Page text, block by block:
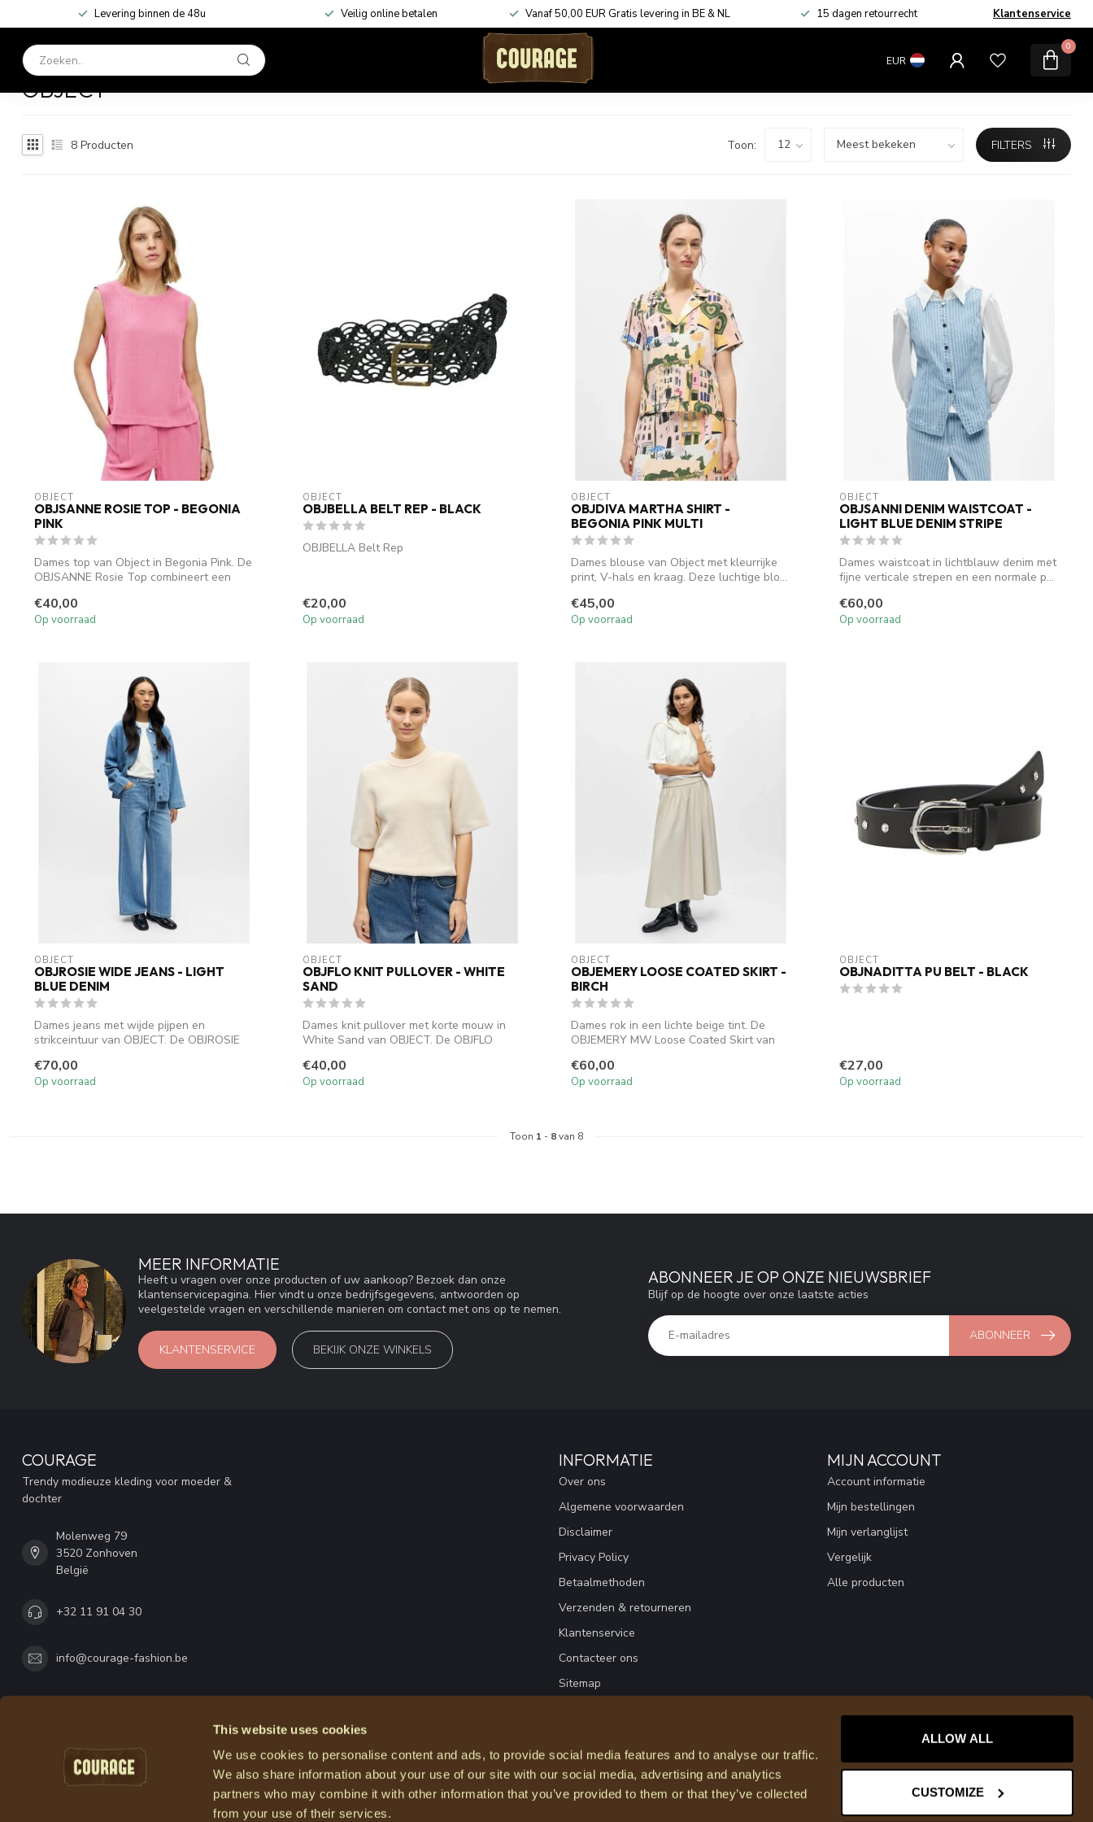
This website uses cookies
We use cookies to personalise content and ads, to provide social media features and to analyse our traffic.
We also share information about your use of our site with our social media, advertising and analytics
partners who may combine it with other information that you’ve provided to them or that they’ve collected
from your use of their services.
ALLOW ALL
CUSTOMIZE
Levering binnen de 48u Veilig online betalen Vanaf 50,00 EUR Gratis levering in BE & NL 15 dagen retourrecht Klantenservice
EUR
0
KLEDING ACCESSOIRES KADOBONNEN SHOP THE LOOK MERKEN SALE
Home / Merken
OBJECT
8 Producten Toon: FILTERS
OBJECT
OBJSANNE ROSIE TOP - BEGONIA
PINK
Dames top van Object in Begonia Pink. De
OBJSANNE Rosie Top combineert een
€40,00
Op voorraad
OBJECT
OBJBELLA BELT REP - BLACK
OBJBELLA Belt Rep
€20,00
Op voorraad
OBJECT
OBJDIVA MARTHA SHIRT -
BEGONIA PINK MULTI
Dames blouse van Object met kleurrijke
print, V-hals en kraag. Deze luchtige blo...
€45,00
Op voorraad
OBJECT
OBJSANNI DENIM WAISTCOAT -
LIGHT BLUE DENIM STRIPE
Dames waistcoat in lichtblauw denim met
fijne verticale strepen en een normale p...
€60,00
Op voorraad
OBJECT
OBJROSIE WIDE JEANS - LIGHT
BLUE DENIM
Dames jeans met wijde pijpen en
strikceintuur van OBJECT. De OBJROSIE
€70,00
Op voorraad
OBJECT
OBJFLO KNIT PULLOVER - WHITE
SAND
Dames knit pullover met korte mouw in
White Sand van OBJECT. De OBJFLO
€40,00
Op voorraad
OBJECT
OBJEMERY LOOSE COATED SKIRT -
BIRCH
Dames rok in een lichte beige tint. De
OBJEMERY MW Loose Coated Skirt van
€60,00
Op voorraad
OBJECT
OBJNADITTA PU BELT - BLACK
€27,00
Op voorraad
Toon 1 - 8van 8
MEER INFORMATIE
Heeft u vragen over onze producten of uw aankoop? Bezoek dan onze
klantenservicepagina. Hier vindt u onze bedrijfsgegevens, antwoorden op
veelgestelde vragen en verschillende manieren om contact met ons op te nemen.
KLANTENSERVICE BEKIJK ONZE WINKELS
ABONNEER JE OP ONZE NIEUWSBRIEF
Blijf op de hoogte over onze laatste acties
ABONNEER
COURAGE
Trendy modieuze kleding voor moeder &
dochter
Molenweg 79
3520 Zonhoven
België
+32 11 91 04 30
info@courage-fashion.be
INFORMATIE
Over ons
Algemene voorwaarden
Disclaimer
Privacy Policy
Betaalmethoden
Verzenden & retourneren
Klantenservice
Contacteer ons
Sitemap
MIJN ACCOUNT
Account informatie
Mijn bestellingen
Mijn verlanglijst
Vergelijk
Alle producten